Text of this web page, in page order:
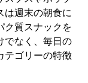
は週末の朝食に
ク質スナックを
でなく、毎日の
テゴリーの特徴